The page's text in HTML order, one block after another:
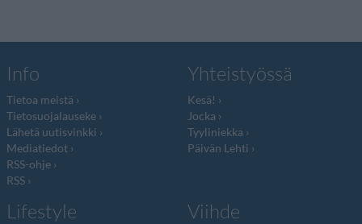
Info
Tietoa meistä
Tietosuojalauseke
Lähetä uutisvinkki
Mediatiedot
RSS-ohje
RSS
Yhteistyössä
Kesä!
Jocka
Tyyliniekka
Päivän Lehti
Lifestyle Viihde